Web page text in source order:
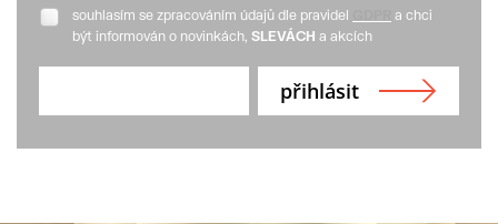
souhlasím se zpracováním údajů dle pravidel
a chci
být informován o novinkách, SLEVÁCH a akcích